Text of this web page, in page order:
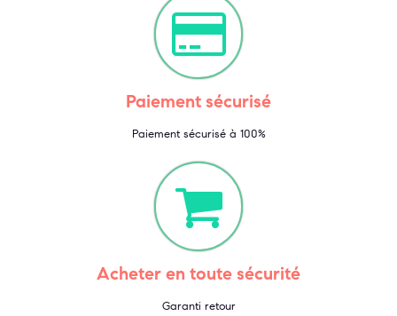
Paiement sécurisé
Paiement sécurisé à 100%
Acheter en toute sécurité
Garanti retour